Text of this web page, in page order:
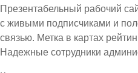
Презентабельный рабочий
с живыми подписчиками и
связью. Метка в картах
Надежные сотрудники